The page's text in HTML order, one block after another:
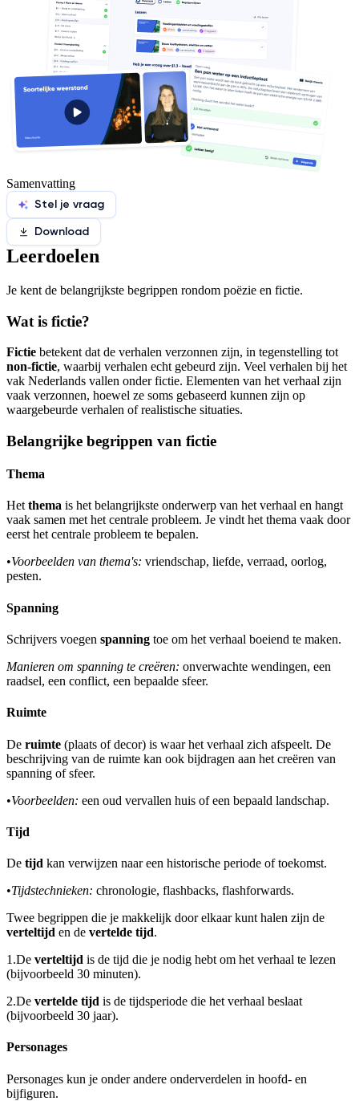
Samenvatting
Stel je vraag
Download
Leerdoelen
Je kent de belangrijkste begrippen rondom poëzie en fictie.
Wat is fictie?
Fictie betekent dat de verhalen verzonnen zijn, in tegenstelling tot
non-fictie, waarbij verhalen echt gebeurd zijn. Veel verhalen bij het
vak Nederlands vallen onder fictie. Elementen van het verhaal zijn
vaak verzonnen, hoewel ze soms gebaseerd kunnen zijn op
waargebeurde verhalen of realistische situaties.
Belangrijke begrippen van fictie
Thema
Hetthema is het belangrijkste onderwerp van het verhaal en hangt
vaak samen met het centrale probleem. Je vindt het thema vaak door
eerst het centrale probleem te bepalen.
•Voorbeelden van thema's: vriendschap, liefde, verraad, oorlog,
pesten.
Spanning
Schrijvers voegen spanning toe om het verhaal boeiend te maken.
Manieren om spanning te creëren: onverwachte wendingen, een
raadsel, een conflict, een bepaalde sfeer.
Ruimte
De ruimte (plaats of decor) is waar het verhaal zich afspeelt. De
beschrijving van de ruimte kan ook bijdragen aan het creëren van
spanning of sfeer.
•Voorbeelden: een oud vervallen huis of een bepaald landschap.
Tijd
De tijd kan verwijzen naar een historische periode of toekomst.
•Tijdstechnieken: chronologie, flashbacks, flashforwards.
Twee begrippen die je makkelijk door elkaar kunt halen zijn de
verteltijd en de vertelde tijd.
1.De verteltijd is de tijd die je nodig hebt om het verhaal te lezen
(bijvoorbeeld 30 minuten).
2.De vertelde tijd is de tijdsperiode die het verhaal beslaat
(bijvoorbeeld 30 jaar).
Personages
Personages kun je onder andere onderverdelen in hoofd- en
bijfiguren.